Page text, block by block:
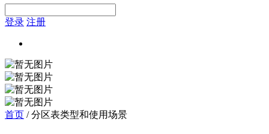
登录 注册
首页 /分区表类型和使用场景